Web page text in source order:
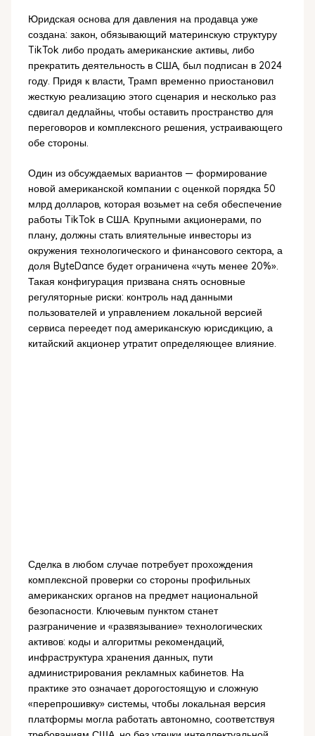
Юридская основа для давления на продавца уже
создана: закон, обязывающий материнскую структуру
TikTok либо продать американские активы, либо
прекратить деятельность в США, был подписан в 2024
году. Придя к власти, Трамп временно приостановил
жесткую реализацию этого сценария и несколько раз
сдвигал дедлайны, чтобы оставить пространство для
переговоров и комплексного решения, устраивающего
обе стороны.
Один из обсуждаемых вариантов — формирование
новой американской компании с оценкой порядка 50
млрд долларов, которая возьмет на себя обеспечение
работы TikTok в США. Крупными акционерами, по
плану, должны стать влиятельные инвесторы из
окружения технологического и финансового сектора, а
доля ByteDance будет ограничена «чуть менее 20%».
Такая конфигурация призвана снять основные
регуляторные риски: контроль над данными
пользователей и управлением локальной версией
сервиса переедет под американскую юрисдикцию, а
китайский акционер утратит определяющее влияние.
Сделка в любом случае потребует прохождения
комплексной проверки со стороны профильных
американских органов на предмет национальной
безопасности. Ключевым пунктом станет
разграничение и «развязывание» технологических
активов: коды и алгоритмы рекомендаций,
инфраструктура хранения данных, пути
администрирования рекламных кабинетов. На
практике это означает дорогостоящую и сложную
«перепрошивку» системы, чтобы локальная версия
платформы могла работать автономно, соответствуя